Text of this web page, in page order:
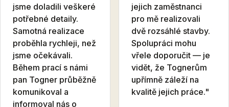
jsme doladili veškeré
potřebné detaily.
Samotná realizace
proběhla rychleji, než
jsme očekávali.
Během prací s námi
pan Togner průběžně
komunikoval a
informoval nás o
jejich zaměstnanci
pro mě realizovali
dvě rozsáhlé stavby.
Spolupráci mohu
vřele doporučit — je
vidět, že Tognerům
upřímně záleží na
kvalitě jejich práce."